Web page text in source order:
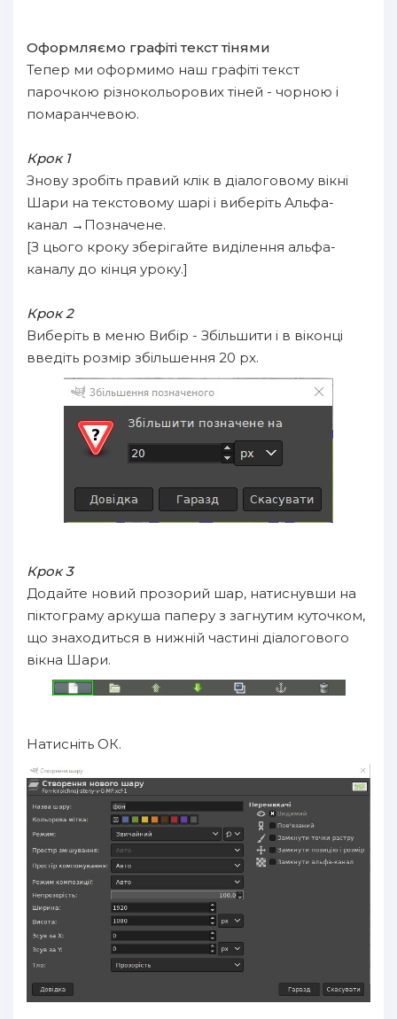
Оформляємо графіті текст тінями
Тепер ми оформимо наш графіті текст
парочкою різнокольорових тіней - чорною і
помаранчевою.
Крок 1
Знову зробіть правий клік в діалоговому вікні
Шари на текстовому шарі і виберіть Альфа-
канал →Позначене.
[З цього кроку зберігайте виділення альфа-
каналу до кінця уроку.]
Крок 2
Виберіть в меню Вибір - Збільшити і в віконці
введіть розмір збільшення 20 px.
Крок 3
Додайте новий прозорий шар, натиснувши на
піктограму аркуша паперу з загнутим куточком,
що знаходиться в нижній частині діалогового
вікна Шари.
Натисніть ОК.